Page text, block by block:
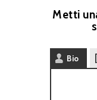
Metti
Bio